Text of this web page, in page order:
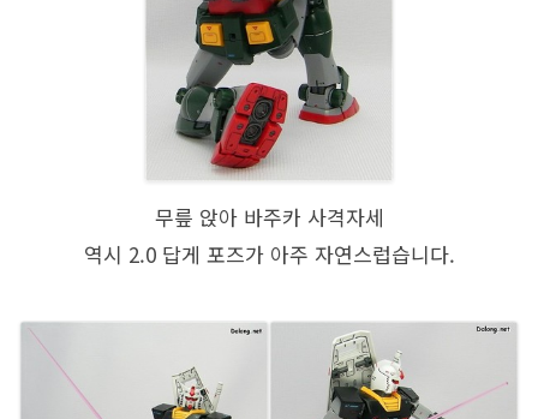
무릎 앉아 바주카 사격자세
역시 2.0 답게 포즈가 아주 자연스럽습니다.